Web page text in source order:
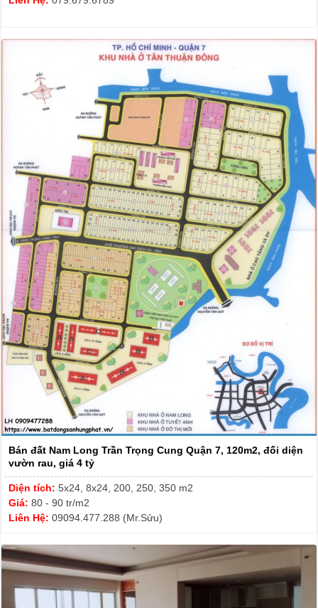
Bán đất Nam Long Trần Trọng Cung Quận 7, 120m2, đối diện
vườn rau, giá 4 tỷ
Diện tích: 5x24, 8x24, 200, 250, 350 m2
Giá: 80 - 90 tr/m2
Liên Hệ: 09094.477.288 (Mr.Sửu)